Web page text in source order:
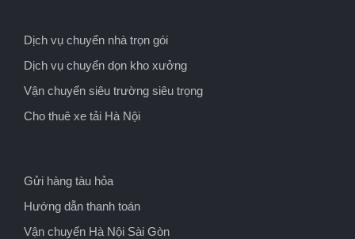
Dịch vụ chuyển nhà trọn gói
Dịch vụ chuyển dọn kho xưởng
Vận chuyển siêu trường siêu trọng
Cho thuê xe tải Hà Nội
Gửi hàng tàu hỏa
Hướng dẫn thanh toán
Vận chuyển Hà Nội Sài Gòn